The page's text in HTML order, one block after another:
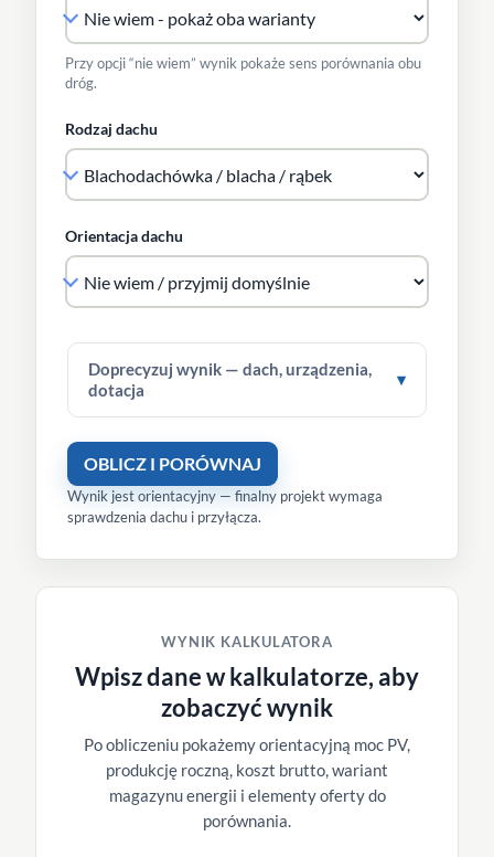
Przy opcji “nie wiem” wynik pokaże sens porównania obu
dróg.
Rodzaj dachu
Orientacja dachu
Doprecyzuj wynik — dach, urządzenia,
dotacja
▾
OBLICZ I PORÓWNAJ
Wynik jest orientacyjny — finalny projekt wymaga
sprawdzenia dachu i przyłącza.
WYNIK KALKULATORA
Wpisz dane w kalkulatorze, aby
zobaczyć wynik
Po obliczeniu pokażemy orientacyjną moc PV,
produkcję roczną, koszt brutto, wariant
magazynu energii i elementy oferty do
porównania.